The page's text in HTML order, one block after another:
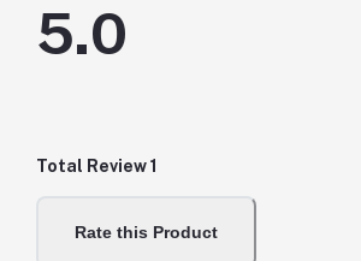
5.0
Total Review1
Rate this Product